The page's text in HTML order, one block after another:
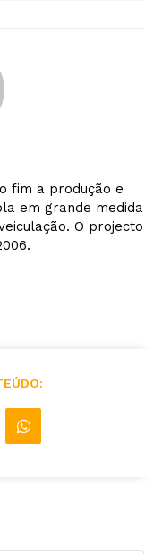
fim a produção e
em grande medida
O projecto